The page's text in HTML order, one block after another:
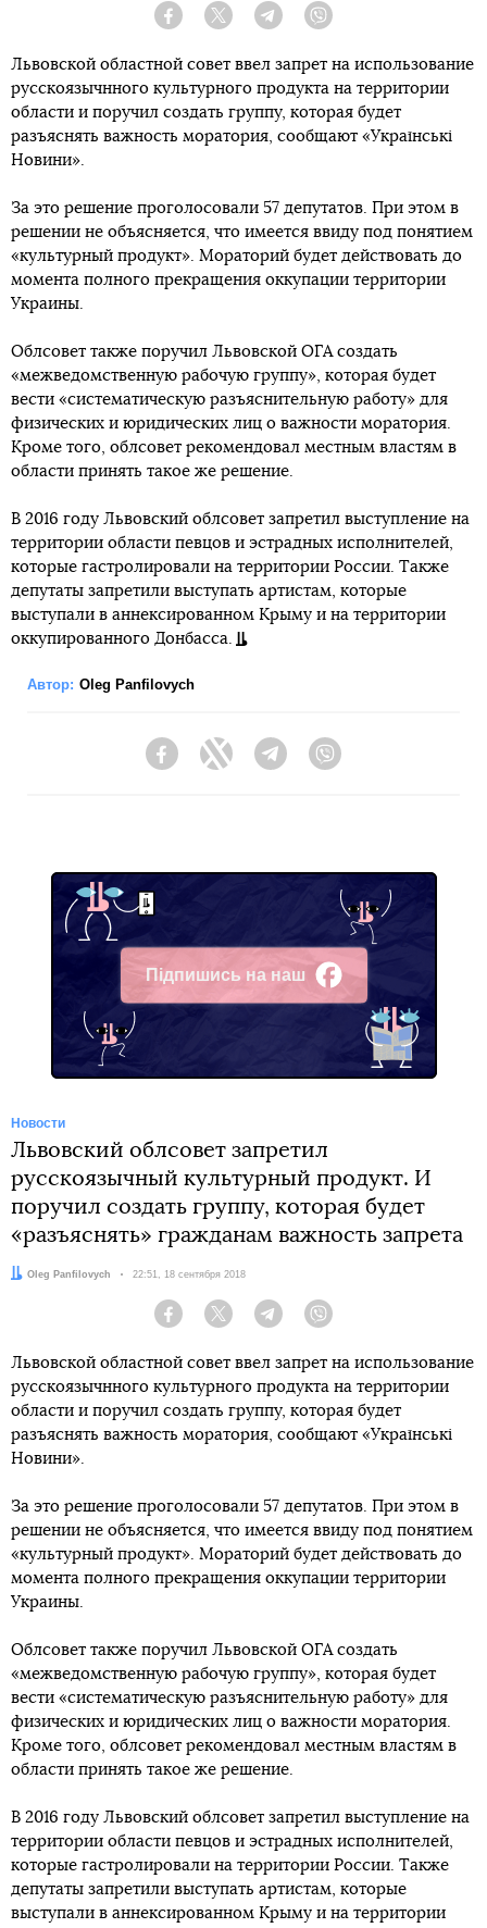
Facebook Twitter Telegram
Львовской областной совет ввел запрет на использование
русскоязычнного культурного продукта на территории
области и поручил создать группу, которая будет
разъяснять важность моратория, сообщают «Українські
Новини».
За это решение проголосовали 57 депутатов. При этом в
решении не объясняется, что имеется ввиду под понятием
«культурный продукт». Мораторий будет действовать до
момента полного прекращения оккупации территории
Украины.
Облсовет также поручил Львовской ОГА создать
«межведомственную рабочую группу», которая будет
вести «систематическую разъяснительную работу» для
физических и юридических лиц о важности моратория.
Кроме того, облсовет рекомендовал местным властям в
области принять такое же решение.
В 2016 году Львовский облсовет запретил выступление на
территории области певцов и эстрадных исполнителей,
которые гастролировали на территории России. Также
депутаты запретили выступать артистам, которые
выступали в аннексированном Крыму и на территории
оккупированного Донбасса.
Автор: Oleg Panfilovych
FacebookTwitter Telegram
Підпишись на наш
Facebook
Новости
Львовский облсовет запретил
русскоязычный культурный продукт. И
поручил создать группу, которая будет
«разъяснять» гражданам важность запрета
Автор:
Oleg Panfilovych Дата:
22:51, 18 сентября 2018
Facebook Twitter Telegram
Львовской областной совет ввел запрет на использование
русскоязычнного культурного продукта на территории
области и поручил создать группу, которая будет
разъяснять важность моратория, сообщают «Українські
Новини».
За это решение проголосовали 57 депутатов. При этом в
решении не объясняется, что имеется ввиду под понятием
«культурный продукт». Мораторий будет действовать до
момента полного прекращения оккупации территории
Украины.
Облсовет также поручил Львовской ОГА создать
«межведомственную рабочую группу», которая будет
вести «систематическую разъяснительную работу» для
физических и юридических лиц о важности моратория.
Кроме того, облсовет рекомендовал местным властям в
области принять такое же решение.
В 2016 году Львовский облсовет запретил выступление на
территории области певцов и эстрадных исполнителей,
которые гастролировали на территории России. Также
депутаты запретили выступать артистам, которые
выступали в аннексированном Крыму и на территории